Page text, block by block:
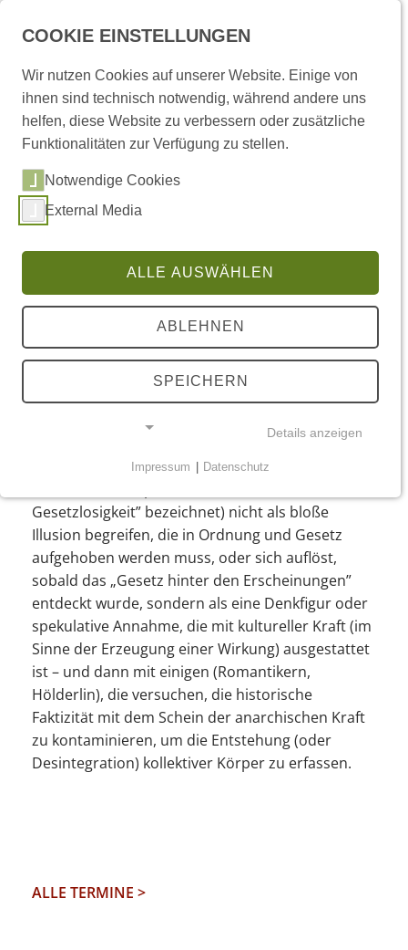
Termine
MITTWOCHSKONFERENZEN
GABRIEL TROP
Der Schwerpunkt liegt darauf, wie
Künstler/Denker um 1800
Gesetzlosigkeit/Anarchie funktionalisieren –
indem sie den Schein der Gesetzlosigkeit (was
Schelling in einer Passage in den Vorlesungen
Gesetzlosigkeit” bezeichnet) nicht als bloße
Illusion begreifen, die in Ordnung und Gesetz
aufgehoben werden muss, oder sich auflöst,
sobald das „Gesetz hinter den Erscheinungen”
entdeckt wurde, sondern als eine Denkfigur oder
spekulative Annahme, die mit kultureller Kraft (im
Sinne der Erzeugung einer Wirkung) ausgestattet
ist – und dann mit einigen (Romantikern,
Hölderlin), die versuchen, die historische
Faktizität mit dem Schein der anarchischen Kraft
zu kontaminieren, um die Entstehung (oder
Desintegration) kollektiver Körper zu erfassen.
ALLE TERMINE >
COOKIE EINSTELLUNGEN
Wir nutzen Cookies auf unserer Website. Einige von
ihnen sind technisch notwendig, während andere uns
helfen, diese Website zu verbessern oder zusätzliche
Funktionalitäten zur Verfügung zu stellen.
Notwendige Cookies
External Media
ALLE AUSWÄHLEN
ABLEHNEN
SPEICHERN
Details anzeigen
Notwendige Cookies ermöglichen grundlegende
Funktionen und sind für die einwandfreie Funktion
der Website erforderlich.
Einverständnis-Cookie
cookie_consent
Zweck:
Dieser Cookie speichert die ausgewählten
Cookie Laufzeit:
Um Inhalte von Videoplattformen und Social Media
Impressum Datenschutz